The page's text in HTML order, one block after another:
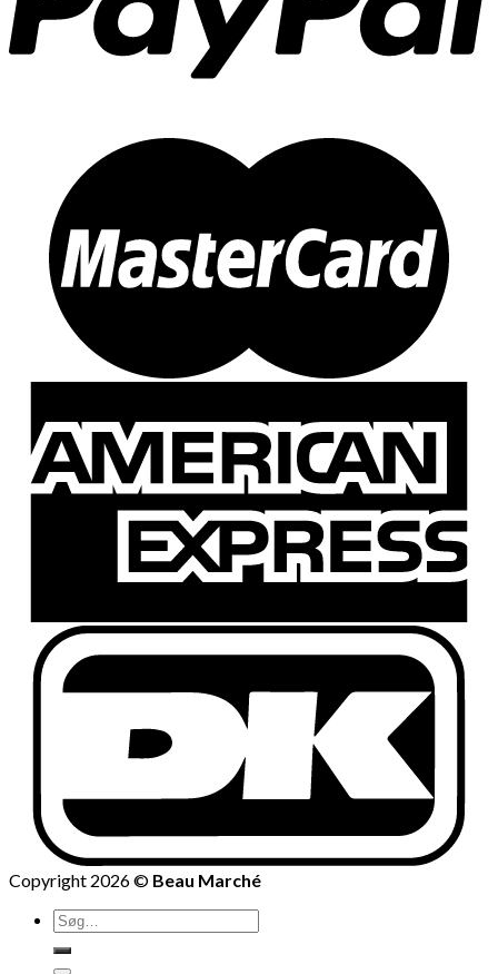
Copyright 2026 © Beau Marché
Søg
efter: